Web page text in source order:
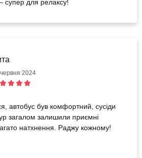
супер для релаксу!
2024
автобус був комфортний, сусіди
загалом залишили приємні
натхнення. Раджу кожному!